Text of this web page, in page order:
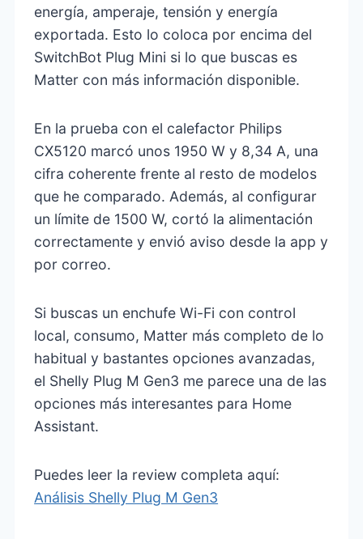
energía, amperaje, tensión y energía
exportada. Esto lo coloca por encima del
SwitchBot Plug Mini si lo que buscas es
Matter con más información disponible.
En la prueba con el calefactor Philips
CX5120 marcó unos 1950 W y 8,34 A, una
cifra coherente frente al resto de modelos
que he comparado. Además, al configurar
un límite de 1500 W, cortó la alimentación
correctamente y envió aviso desde la app y
por correo.
Si buscas un enchufe Wi-Fi con control
local, consumo, Matter más completo de lo
habitual y bastantes opciones avanzadas,
el Shelly Plug M Gen3 me parece una de las
opciones más interesantes para Home
Assistant.
Puedes leer la review completa aquí:
Análisis Shelly Plug M Gen3